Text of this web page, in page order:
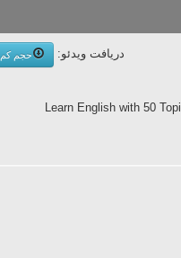
دریافت ویدئو: حجم کم
Learn English with 50